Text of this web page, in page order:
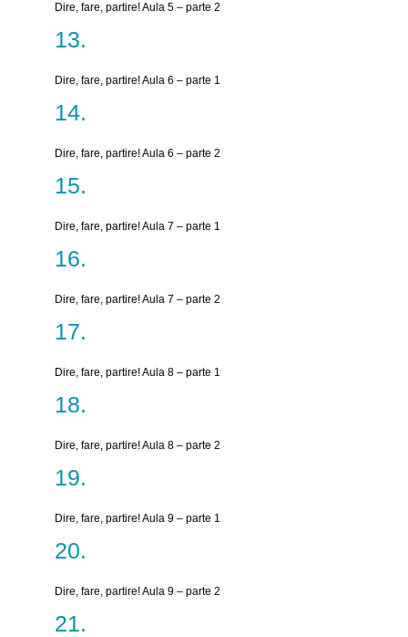
Dire, fare, partire! Aula 5 – parte 2
Dire, fare, partire! Aula 6 – parte 1
Dire, fare, partire! Aula 6 – parte 2
Dire, fare, partire! Aula 7 – parte 1
Dire, fare, partire! Aula 7 – parte 2
Dire, fare, partire! Aula 8 – parte 1
Dire, fare, partire! Aula 8 – parte 2
Dire, fare, partire! Aula 9 – parte 1
Dire, fare, partire! Aula 9 – parte 2